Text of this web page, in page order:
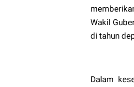
Wakil
di tahun
Dalam